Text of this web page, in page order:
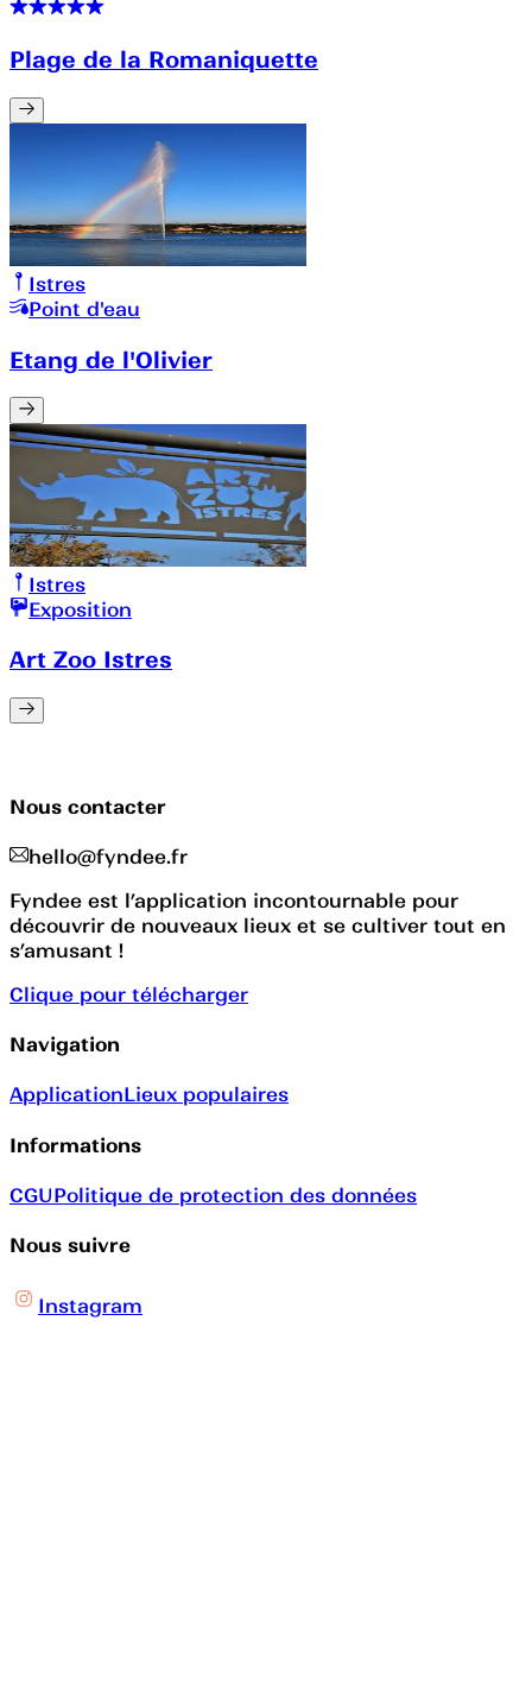
Plage de la Romaniquette
Istres
Point d'eau
Etang de l'Olivier
Istres
Exposition
Art Zoo Istres
Nous contacter
hello@fyndee.fr
Fyndee est l’application incontournable pour
découvrir de nouveaux lieux et se cultiver tout en
s’amusant !
Clique pour télécharger
Navigation
ApplicationLieux populaires
Informations
CGUPolitique de protection des données
Nous suivre
Instagram